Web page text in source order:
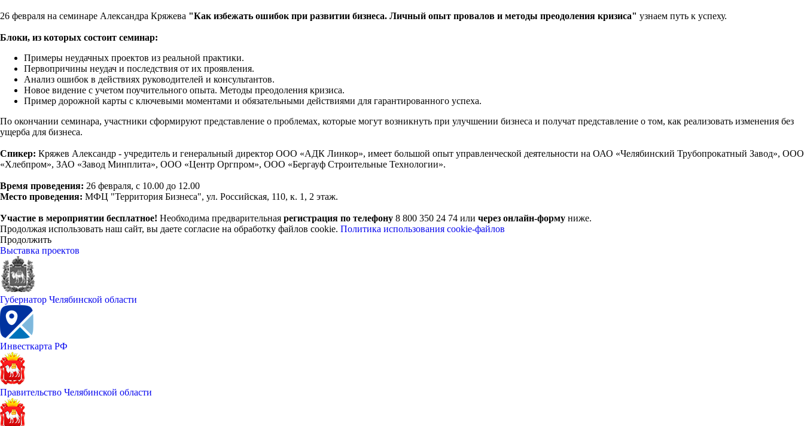
26 февраля на семинаре Александра Кряжева "Как избежать ошибок при развитии бизнеса. Личный опыт провалов и методы преодоления кризиса" узнаем путь к успеху.
Блоки, из которых состоит семинар:
Примеры неудачных проектов из реальной практики.
Первопричины неудач и последствия от их проявления.
Анализ ошибок в действиях руководителей и консультантов.
Новое видение с учетом поучительного опыта. Методы преодоления кризиса.
Пример дорожной карты с ключевыми моментами и обязательными действиями для гарантированного успеха.
По окончании семинара, участники сформируют представление о проблемах, которые могут возникнуть при улучшении бизнеса и получат представление о том, как реализовать изменения без
ущерба для бизнеса.
Спикер: Кряжев Александр - учредитель и генеральный директор ООО «АДК Линкор», имеет большой опыт управленческой деятельности на ОАО «Челябинский Трубопрокатный Завод», ООО
«Хлебпром», ЗАО «Завод Минплита», ООО «Центр Оргпром», ООО «Бергауф Строительные Технологии».
Время проведения: 26 февраля, с 10.00 до 12.00
Место проведения: МФЦ "Территория Бизнеса", ул. Российская, 110, к. 1, 2 этаж.
Участие в мероприятии бесплатное! Необходима предварительная регистрация по телефону 8 800 350 24 74 или через онлайн-форму ниже.
Продолжая использовать наш сайт, вы даете согласие на обработку файлов cookie. Политика использования cookie-файлов
Продолжить
Выставка проектов
Губернатор Челябинской области
Инвесткарта РФ
Правительство Челябинской области